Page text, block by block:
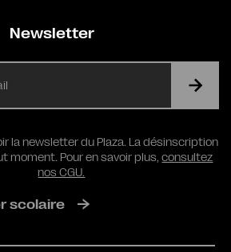
Newsletter
RGPD
la newsletter du Plaza. La désinscription
moment. Pour en savoir plus,consultez
nos CGU.
scolaire